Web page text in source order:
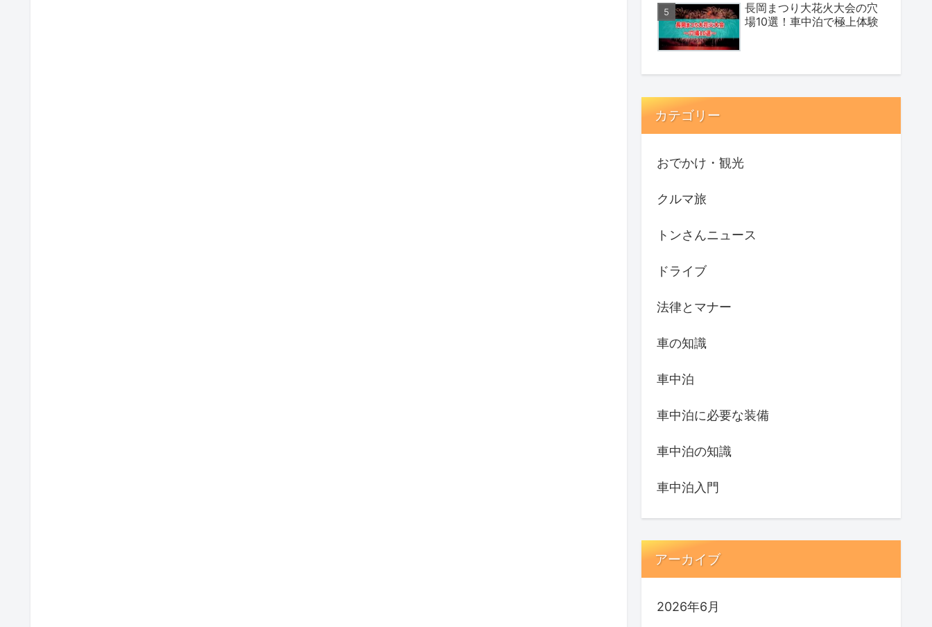
長岡まつり大花火大会の穴
場10選！車中泊で極上体験
カテゴリー
おでかけ・観光
クルマ旅
トンさんニュース
ドライブ
法律とマナー
車の知識
車中泊
車中泊に必要な装備
車中泊の知識
車中泊入門
アーカイブ
2026年6月